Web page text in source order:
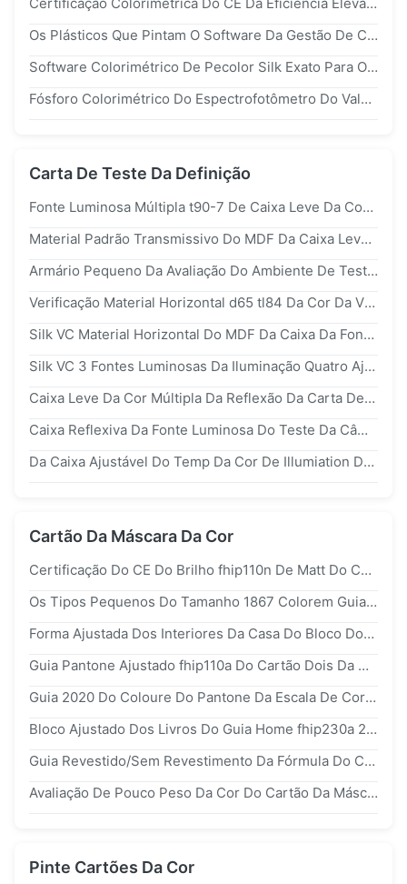
Os Plásticos Que Pintam O Software Da Gestão De Cor, Ganham O Software 10 Colorimétrico
Software Colorimétrico De Pecolor Silk Exato Para O Espectrofotômetro ys6060
Fósforo Colorimétrico Do Espectrofotômetro Do Valor ys6060 Do Laboratório Do Software Da Curva Espectral
Carta De Teste Da Definição
Fonte Luminosa Múltipla t90-7 De Caixa Leve Da Cor Do Vestuário Da Tela De Matéria Têxtil Para Substituir O QC Do SPL De Xrite
Material Padrão Transmissivo Do MDF Da Caixa Leve De Carta De Teste Da Definição Da Objetiva
Armário Pequeno Da Avaliação Do Ambiente De Testes Da Carta Da Caixa De Verificação Da Cor Do Visor Da Câmera De Silk
Verificação Material Horizontal d65 tl84 Da Cor Da Visão Da Carta De Teste Da Câmera Do MDF Uma Caixa Da Fonte
Silk VC Material Horizontal Do MDF Da Caixa Da Fonte Luminosa De Verificação Da Cor Da Visão De 2 Câmeras
Silk VC 3 Fontes Luminosas Da Iluminação Quatro Ajustáveis Da Caixa De Verificação Da Cor Do Visor Da Câmera
Caixa Leve Da Cor Múltipla Da Reflexão Da Carta De Teste Da Definição Da Fonte Silk Luminosa
Caixa Reflexiva Da Fonte Luminosa Do Teste Da Câmera, Armário Da Visão Da Cor Silk Para A Avaliação Da Cor
Da Caixa Ajustável Do Temp Da Cor De Illumiation Da Carta De Teste Da Definição iso12233 Fonte Luminosa Padrão
Cartão Da Máscara Da Cor
Certificação Do CE Do Brilho fhip110n De Matt Do Cartão Da Máscara Da Cor Da Forma Meia
Os Tipos Pequenos Do Tamanho 1867 Colorem Guias Revestidos Do Cartão Da Máscara/Sem Revestimento Contínuos
Forma Ajustada Dos Interiores Da Casa Do Bloco Dos Livros Do Guia fhip230a 2 Da Cor Do Vestuário TPG Pantone De Matéria Têxtil
Guia Pantone Ajustado fhip110a Do Cartão Dois Da Máscara Da Cor De TPG Para Acessórios De Forma Home Duros
Guia 2020 Do Coloure Do Pantone Da Escala De Cores fhic300a De Pantone TCX Para A Forma
Bloco Ajustado Dos Livros Do Guia Home fhip230a 2 Da Cor De Pantone Do Specifier Da Cor Dos Interiores
Guia Revestido/Sem Revestimento Da Fórmula Do Cartão Da Máscara Da Cor Do CU Com 1867 Cores
Avaliação De Pouco Peso Da Cor Do Cartão Da Máscara Da Cor Para O Projeto/Animação De Digitas
Pinte Cartões Da Cor